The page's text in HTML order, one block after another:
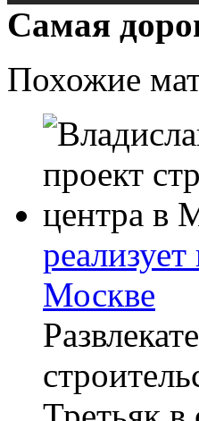
Самая
Похожие
Москве